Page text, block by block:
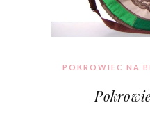
POKROWIEC NA